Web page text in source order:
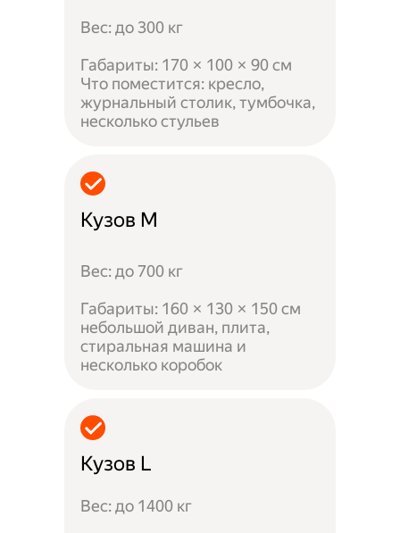
Вес: до 300 кг
Габариты: 170 × 100 × 90 см
Что поместится: кресло,
журнальный столик, тумбочка,
несколько стульев
Кузов M
Вес: до 700 кг
Габариты: 160 × 130 × 150 см
небольшой диван, плита,
стиральная машина и
несколько коробок
Кузов L
Вес: до 1400 кг